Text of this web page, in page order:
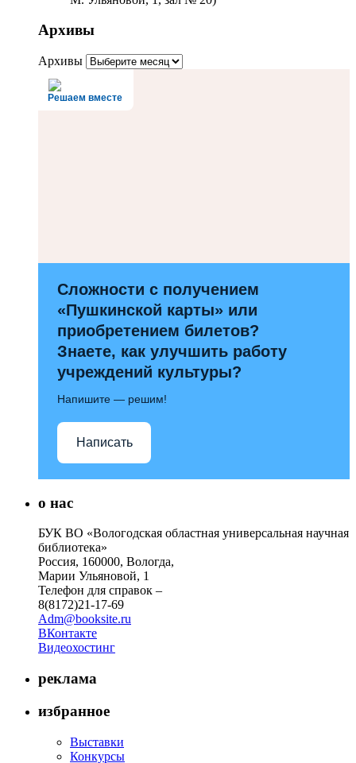
Архивы
Архивы
Решаем вместе
Сложности с получением
«Пушкинской карты» или
приобретением билетов?
Знаете, как улучшить работу
учреждений культуры?
Напишите — решим!
Написать
о нас
БУК ВО «Вологодская областная универсальная научная
библиотека»
Россия, 160000, Вологда,
Марии Ульяновой, 1
Телефон для справок –
8(8172)21-17-69
Adm@booksite.ru
ВКонтакте
Видеохостинг
реклама
избранное
Выставки
Конкурсы